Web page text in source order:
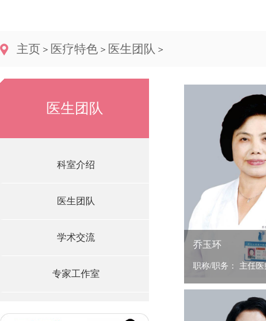
主页 > 医疗特色 > 医生团队 >
医生团队
科室介绍
医生团队
学术交流
专家工作室
乔玉环
职称/职务： 主任